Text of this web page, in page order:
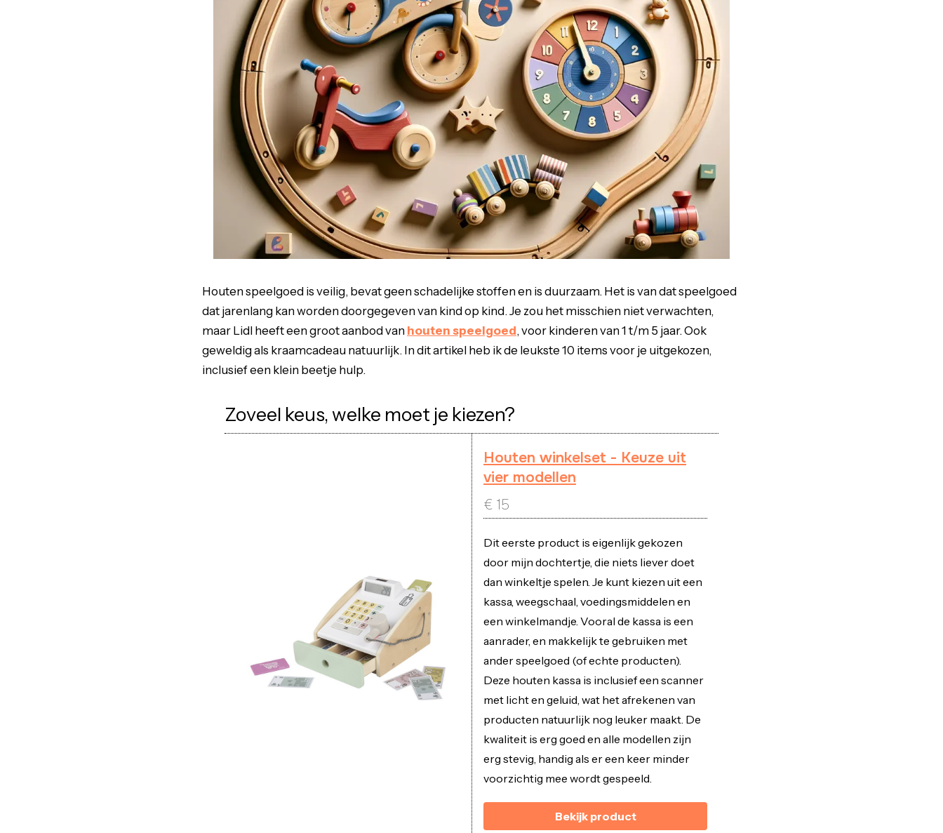
Houten speelgoed is veilig, bevat geen schadelijke stoffen en is duurzaam. Het is van dat speelgoed
dat jarenlang kan worden doorgegeven van kind op kind. Je zou het misschien niet verwachten,
maar Lidl heeft een groot aanbod van houten speelgoed, voor kinderen van 1 t/m 5 jaar. Ook
geweldig als kraamcadeau natuurlijk. In dit artikel heb ik de leukste 10 items voor je uitgekozen,
inclusief een klein beetje hulp.
Zoveel keus, welke moet je kiezen?
Houten winkelset - Keuze uit
vier modellen
€ 15
Dit eerste product is eigenlijk gekozen
door mijn dochtertje, die niets liever doet
dan winkeltje spelen. Je kunt kiezen uit een
kassa, weegschaal, voedingsmiddelen en
een winkelmandje. Vooral de kassa is een
aanrader, en makkelijk te gebruiken met
ander speelgoed (of echte producten).
Deze houten kassa is inclusief een scanner
met licht en geluid, wat het afrekenen van
producten natuurlijk nog leuker maakt. De
kwaliteit is erg goed en alle modellen zijn
erg stevig, handig als er een keer minder
voorzichtig mee wordt gespeeld.
Bekijk product